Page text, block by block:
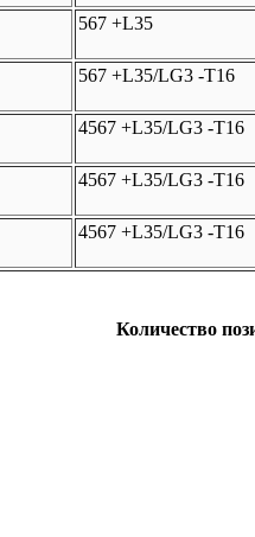
567 +L35
567 +L35/LG3 -T16
4567 +L35/LG3 -T16
4567 +L35/LG3 -T16
4567 +L35/LG3 -T16
Количество